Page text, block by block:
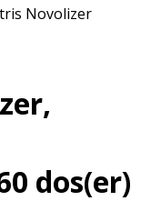
Novolizer
dos(er)